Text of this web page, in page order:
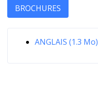
BROCHURES
ANGLAIS (1.3 Mo)